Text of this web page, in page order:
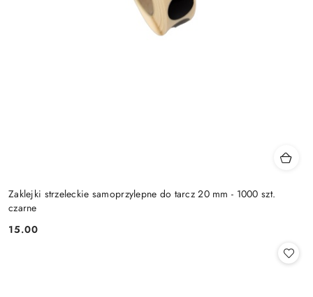
Zaklejki strzeleckie samoprzylepne do tarcz 20 mm - 1000 szt.
czarne
Cena:
15.00